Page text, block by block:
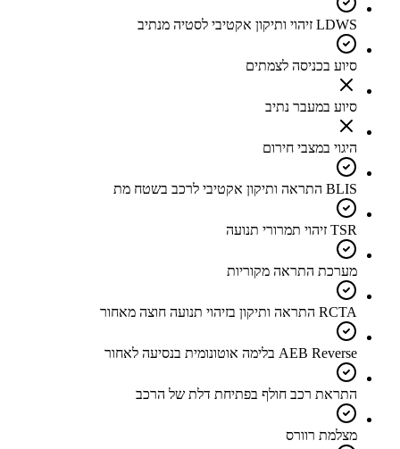
LDWS זיהוי ותיקון אקטיבי לסטיה מנתיב
סיוע בכניסה לצמתים
סיוע במעבר נתיב
היגוי במצבי חירום
BLIS התראה ותיקון אקטיבי לרכב בשטח מת
TSR זיהוי תמרורי תנועה
מערכת התראה מקוריות
RCTA התראה ותיקון בזיהוי תנועה חוצה מאחור
AEB Reverse בלימה אוטונומית בנסיעה לאחור
התראת רכב חולף בפתיחת דלת של הרכב
מצלמת רוורס